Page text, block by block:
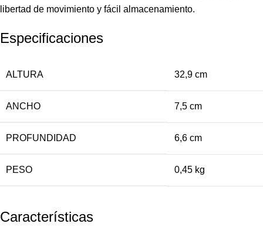
libertad de movimiento y fácil almacenamiento.
Especificaciones
ALTURA 32,9 cm
ANCHO 7,5 cm
PROFUNDIDAD 6,6 cm
PESO 0,45 kg
Características